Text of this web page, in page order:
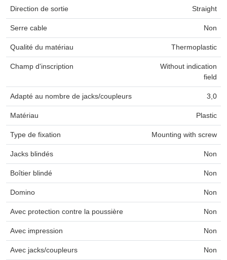
Direction de sortie Straight
Serre cable Non
Qualité du matériau Thermoplastic
Champ d'inscription
Without indication
field
Adapté au nombre de jacks/coupleurs 3,0
Matériau Plastic
Type de fixation Mounting with screw
Jacks blindés Non
Boîtier blindé Non
Domino Non
Avec protection contre la poussière Non
Avec impression Non
Avec jacks/coupleurs Non